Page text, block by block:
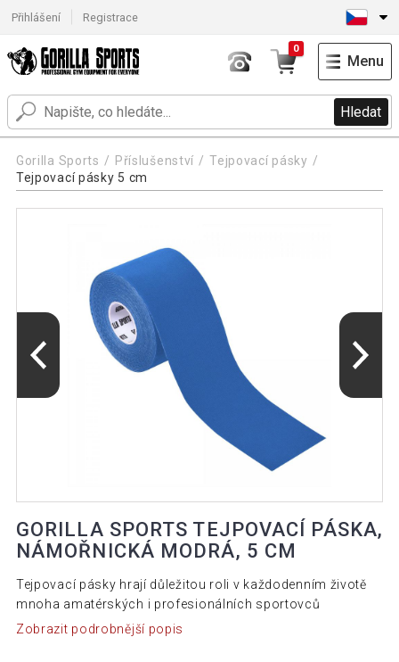
Přihlášení Registrace
Hledat
0
Menu
Gorilla Sports Příslušenství
Tejpovací pásky
Tejpovací pásky 5 cm
GORILLA SPORTS TEJPOVACÍ PÁSKA,
NÁMOŘNICKÁ MODRÁ, 5 CM
Tejpovací pásky hrají důležitou roli v každodenním životě
mnoha amatérských i profesionálních sportovců
Zobrazit podrobnější popis